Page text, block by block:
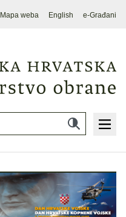
Mapa weba English e-Građani